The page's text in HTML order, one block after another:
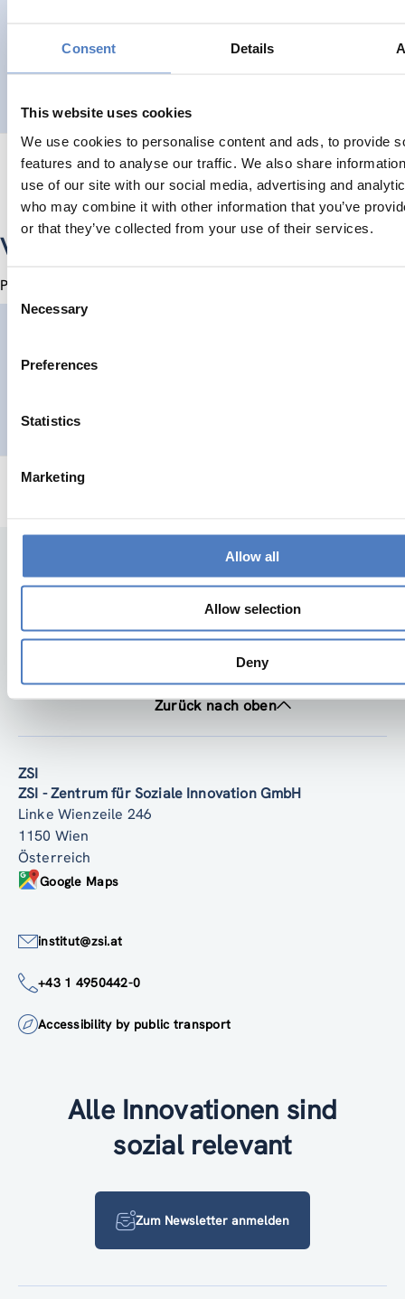
Consent Details
This website uses cookies
We use cookies to personalise content and ads, to provide
features and to analyse our traffic. We also share
use of our site with our social media, advertising and
who may combine it with other information that you’ve
or that they’ve collected from your use of their services.
Consent
Selection
Necessary
Preferences
Statistics
Marketing
Allow all
Allow selection
Deny
DIGITALISIERUNG KONSTRUKTIVE TECHNIKFOLGENABSCHÄTZUNG
Verwandte Projekte
Projekte
Zurück nach oben
ZSI
ZSI - Zentrum für Soziale Innovation GmbH
Linke Wienzeile 246
1150 Wien
Österreich
Google Maps
institut@zsi.at
+43 1 4950442-0
Accessibility by public transport
Alle Innovationen sind
sozial relevant
Zum Newsletter anmelden